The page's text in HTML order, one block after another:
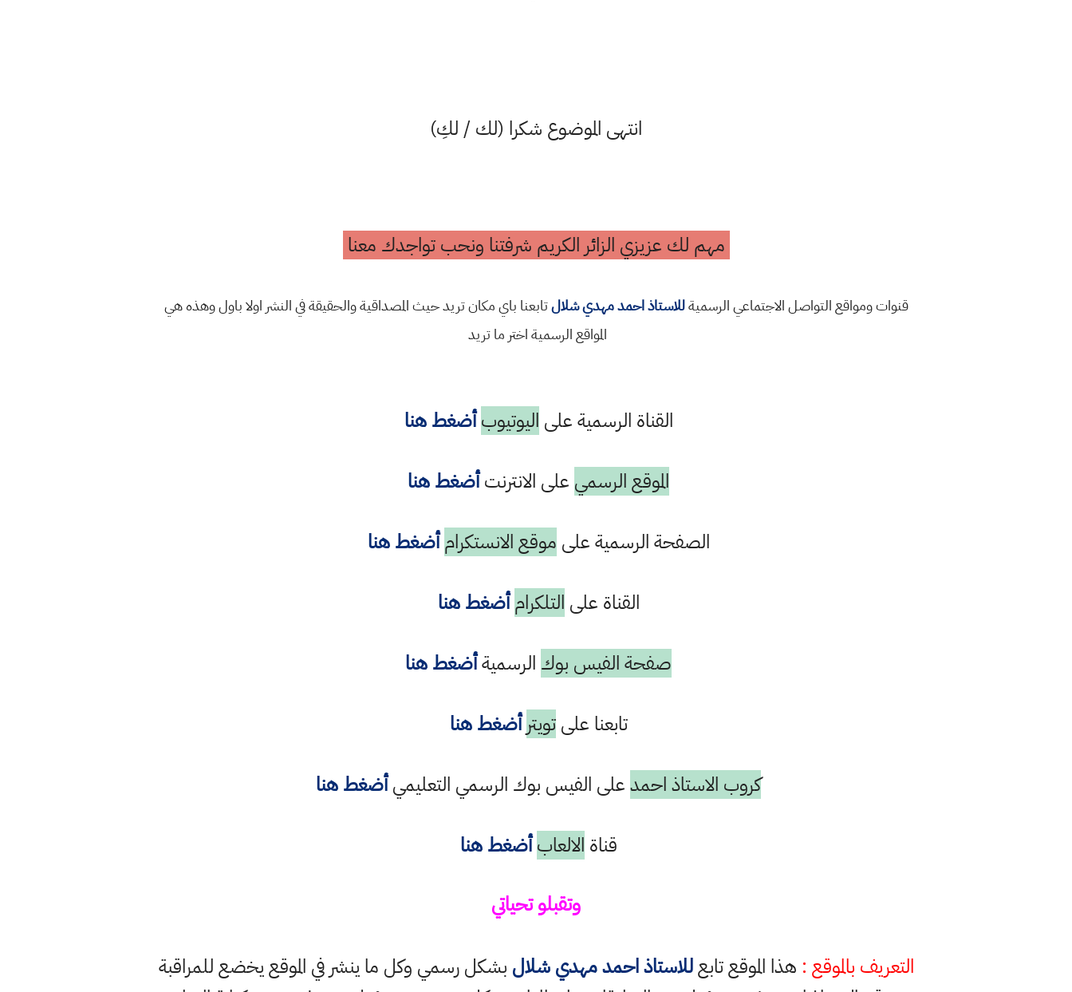
انتهى الموضوع شكرا (لك / لكِ)
مهم لك عزيزي الزائر الكريم شرفتنا ونحب تواجدك معنا
قنوات ومواقع التواصل الاجتماعي الرسميةللاستاذ احمد مهدي شلالتابعنا باي مكان تريد حيث المصداقية والحقيقة في النشر اولا باول وهذه هي
المواقع الرسمية اختر ما تريد
القناة الرسمية على اليوتيوب أضغط هنا
الموقع الرسمي على الانترنتأضغط هنا
الصفحة الرسمية على موقع الانستكرام أضغط هنا
القناة على التلكرام أضغط هنا
صفحة الفيس بوك الرسميةأضغط هنا
تابعنا علىتويتر أضغط هنا
كروب الاستاذ احمدعلى الفيس بوك الرسمي التعليميأضغط هنا
قناة الالعاب أضغط هنا
وتقبلو تحياتي
التعريف بالموقع : هذا الموقع تابعللاستاذ احمد مهدي شلال بشكل رسمي وكل ما ينشر في الموقع يخضع للمراقبة